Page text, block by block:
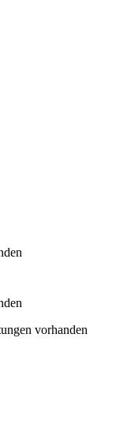
vorhanden